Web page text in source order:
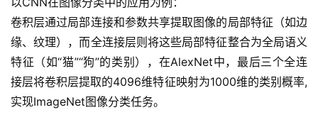
与
服
务
互
联
卷积层通过局部连接和参数共享提取图像的局部特征（如边
缘、纹理），而全连接层则将这些局部特征整合为全局语义
特征（如“猫”“狗”的类别），在AlexNet中，最后三个全连
接层将卷积层提取的4096维特征映射为1000维的类别概率,
实现ImageNet图像分类任务。